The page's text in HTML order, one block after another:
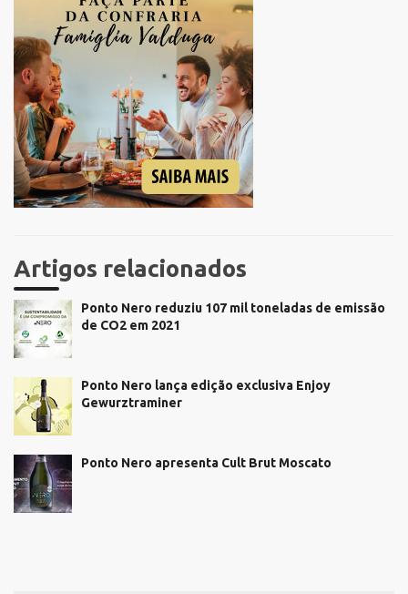
Artigos relacionados
Ponto Nero reduziu 107 mil toneladas de emissão
de CO2 em 2021
Ponto Nero lança edição exclusiva Enjoy
Gewurztraminer
Ponto Nero apresenta Cult Brut Moscato